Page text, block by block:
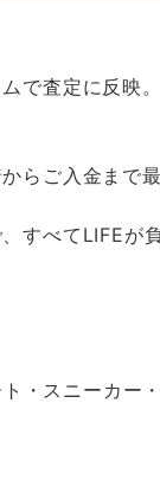
で査定に反映
らご入金まで最
すべてLIFEが
・スニーカー